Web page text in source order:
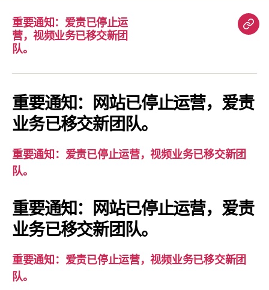
重要通知：爱责已停止运
营，视频业务已移交新团
队。
重
知：
爱
责
视
重要通知：网站已停止运营，爱责
业务已移交新团队。
重要通知：爱责已停止运营，视频业务已移交新团
队。
重要通知：网站已停止运营，爱责
业务已移交新团队。
重要通知：爱责已停止运营，视频业务已移交新团
队。